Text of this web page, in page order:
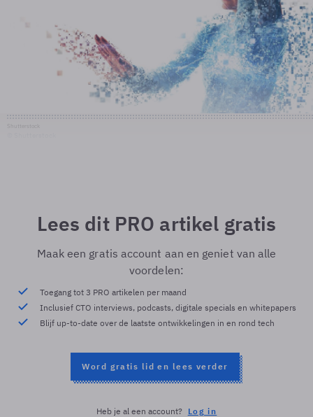
Lees dit PRO artikel gratis
Maak een gratis account aan en geniet van alle
voordelen:
Toegang tot 3 PRO artikelen per maand
Inclusief CTO interviews, podcasts, digitale specials en whitepapers
Blijf up-to-date over de laatste ontwikkelingen in en rond tech
Word gratis lid en lees verder
Heb je al een account? Log in